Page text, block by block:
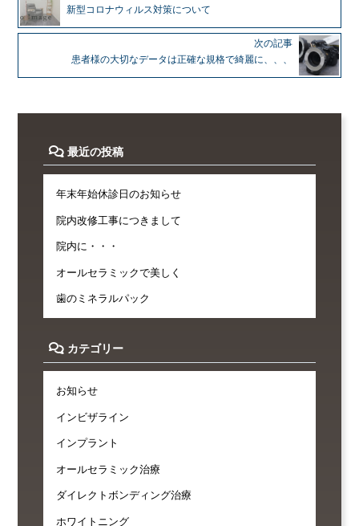
新型コロナウィルス対策について
次の記事
患者様の大切なデータは正確な規格で綺麗に、、、
最近の投稿
年末年始休診日のお知らせ
院内改修工事につきまして
院内に・・・
オールセラミックで美しく
歯のミネラルパック
カテゴリー
お知らせ
インビザライン
インプラント
オールセラミック治療
ダイレクトボンディング治療
ホワイトニング